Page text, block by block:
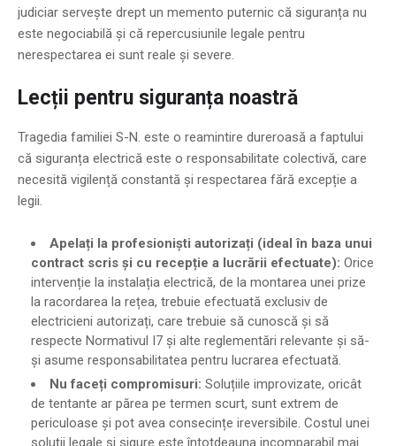
judiciar servește drept un memento puternic că siguranța nu
este negociabilă și că repercusiunile legale pentru
nerespectarea ei sunt reale și severe.
Lecții pentru siguranța noastră
Tragedia familiei S-N. este o reamintire dureroasă a faptului
că siguranța electrică este o responsabilitate colectivă, care
necesită vigilență constantă și respectarea fără excepție a
legii.
Apelați la profesioniști autorizați (ideal în baza unui
contract scris și cu recepție a lucrării efectuate): Orice
intervenție la instalația electrică, de la montarea unei prize
la racordarea la rețea, trebuie efectuată exclusiv de
electricieni autorizați, care trebuie să cunoscă și să
respecte Normativul I7 și alte reglementări relevante și să-
și asume responsabilitatea pentru lucrarea efectuată.
Nu faceți compromisuri: Soluțiile improvizate, oricât
de tentante ar părea pe termen scurt, sunt extrem de
periculoase și pot avea consecințe ireversibile. Costul unei
soluții legale și sigure este întotdeauna incomparabil mai